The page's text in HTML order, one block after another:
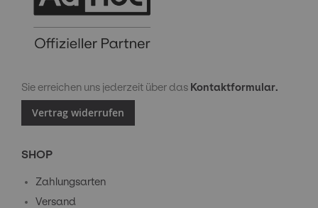
Sie erreichen uns jederzeit über das Kontaktformular.
Vertrag widerrufen
SHOP
Zahlungsarten
Versand